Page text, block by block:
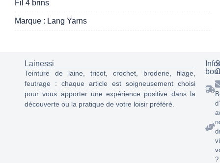
Fil 4 brins
Marque : Lang Yarns
Lainessi
Teinture de laine, tricot, crochet, broderie, filage,
feutrage : chaque article est soigneusement choisi
pour vous apporter une expérience positive dans la
découverte ou la pratique de votre loisir préféré.
?